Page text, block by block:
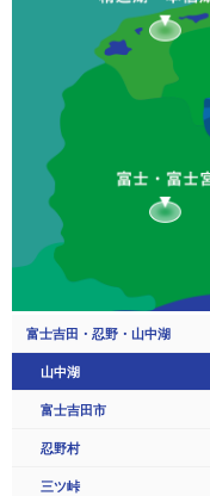
富士吉田・忍野・山中湖
山中湖
富士吉田市
忍野村
三ツ峠